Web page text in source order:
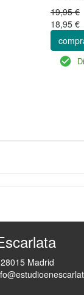
19,95 €
18,95 €
Madrid